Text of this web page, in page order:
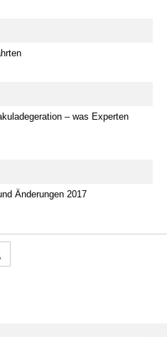
– was Experten
Änderungen 2017